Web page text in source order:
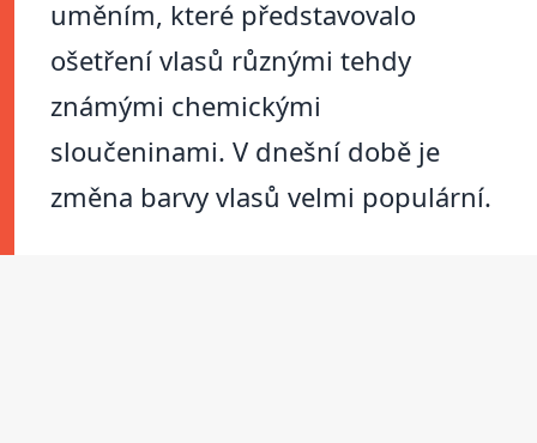
uměním, které představovalo
ošetření vlasů různými tehdy
známými chemickými
sloučeninami. V dnešní době je
změna barvy vlasů velmi populární.